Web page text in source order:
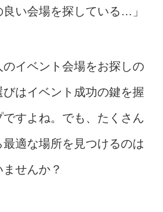
い会場を探している…」
イベント会場をお探しの
はイベント成功の鍵を握
すよね。でも、たくさん
適な場所を見つけるのは
せんか？